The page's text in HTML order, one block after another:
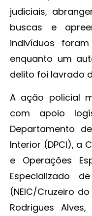
judiciais,
buscas e
indivíduos
enquanto um
delito foi lavrado
A ação policial
com apoio
Departamento
Interior (DPCI), a
e Operações
Especializado
(NEIC/Cruzeiro
Rodrigues